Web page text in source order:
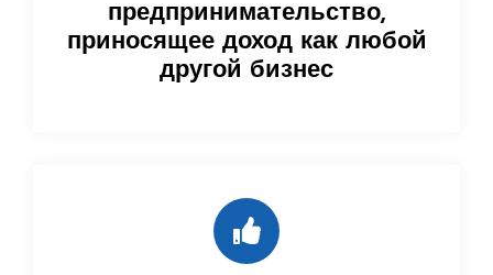
предпринимательство,
приносящее доход как любой
другой бизнес